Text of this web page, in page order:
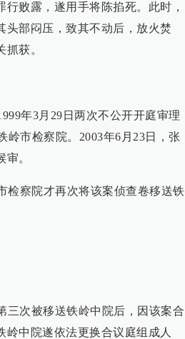
败露，遂用手将陈掐死。此时，
头部闷压，致其不动后，放火焚
获。
年3月29日两次不公开开庭审理
岭市检察院。2003年6月23日，张
。
检察院才再次将该案侦查卷移送铁
三次被移送铁岭中院后，因该案合
中院遂依法更换合议庭组成人